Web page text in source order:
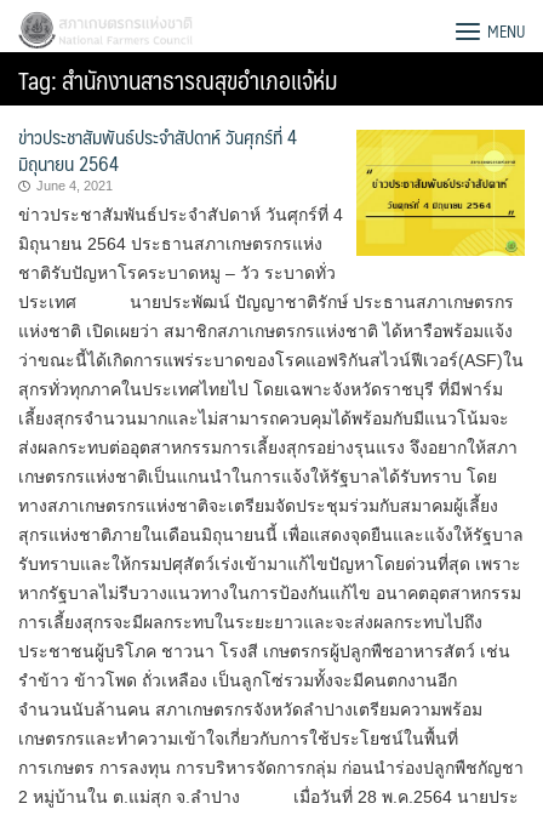
Skip
content
Search
for:
สภาเกษตรกรแห่งชาติ MENU
Tag:สำนักงานสาธารณสุขอำเภอแจ้ห่ม
ข่าวประชาสัมพันธ์ประจำสัปดาห์ วันศุกร์ที่ 4
มิถุนายน 2564
June 4, 2021
ข่าวประชาสัมพันธ์ประจำสัปดาห์ วันศุกร์ที่ 4
มิถุนายน 2564 ประธานสภาเกษตรกรแห่ง
ชาติรับปัญหาโรคระบาดหมู – วัว ระบาดทั่ว
ประเทศ นายประพัฒน์ ปัญญาชาติรักษ์ ประธานสภาเกษตรกร
แห่งชาติ เปิดเผยว่า สมาชิกสภาเกษตรกรแห่งชาติ ได้หารือพร้อมแจ้ง
ว่าขณะนี้ได้เกิดการแพร่ระบาดของโรคแอฟริกันสไวน์ฟีเวอร์(ASF)ใน
สุกรทั่วทุกภาคในประเทศไทยไป โดยเฉพาะจังหวัดราชบุรี ที่มีฟาร์ม
เลี้ยงสุกรจำนวนมากและไม่สามารถควบคุมได้พร้อมกับมีแนวโน้มจะ
ส่งผลกระทบต่ออุตสาหกรรมการเลี้ยงสุกรอย่างรุนแรง จึงอยากให้สภา
เกษตรกรแห่งชาติเป็นแกนนำในการแจ้งให้รัฐบาลได้รับทราบ โดย
ทางสภาเกษตรกรแห่งชาติจะเตรียมจัดประชุมร่วมกับสมาคมผู้เลี้ยง
สุกรแห่งชาติภายในเดือนมิถุนายนนี้ เพื่อแสดงจุดยืนและแจ้งให้รัฐบาล
รับทราบและให้กรมปศุสัตว์เร่งเข้ามาแก้ไขปัญหาโดยด่วนที่สุด เพราะ
หากรัฐบาลไม่รีบวางแนวทางในการป้องกันแก้ไข อนาคตอุตสาหกรรม
การเลี้ยงสุกรจะมีผลกระทบในระยะยาวและจะส่งผลกระทบไปถึง
ประชาชนผู้บริโภค ชาวนา โรงสี เกษตรกรผู้ปลูกพืชอาหารสัตว์ เช่น
รำข้าว ข้าวโพด ถั่วเหลือง เป็นลูกโซ่รวมทั้งจะมีคนตกงานอีก
จำนวนนับล้านคน สภาเกษตรกรจังหวัดลำปางเตรียมความพร้อม
เกษตรกรและทำความเข้าใจเกี่ยวกับการใช้ประโยชน์ในพื้นที่
การเกษตร การลงทุน การบริหารจัดการกลุ่ม ก่อนนำร่องปลูกพืชกัญชา
2 หมู่บ้านใน ต.แม่สุก จ.ลำปาง เมื่อวันที่ 28 พ.ค.2564 นายประ